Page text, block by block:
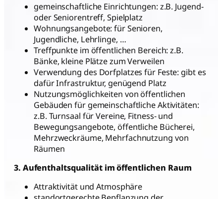
gemeinschaftliche Einrichtungen: z.B. Jugend-
oder Seniorentreff, Spielplatz
Wohnungsangebote: für Senioren,
Jugendliche, Lehrlinge, …
Treffpunkte im öffentlichen Bereich: z.B.
Bänke, kleine Plätze zum Verweilen
Verwendung des Dorfplatzes für Feste: gibt es
dafür Infrastruktur, genügend Platz
Nutzungsmöglichkeiten von öffentlichen
Gebäuden für gemeinschaftliche Aktivitäten:
z.B. Turnsaal für Vereine, Fitness- und
Bewegungsangebote, öffentliche Bücherei,
Mehrzweckräume, Mehrfachnutzung von
Räumen
3. Aufenthaltsqualität im öffentlichen Raum
Attraktivität und Atmosphäre